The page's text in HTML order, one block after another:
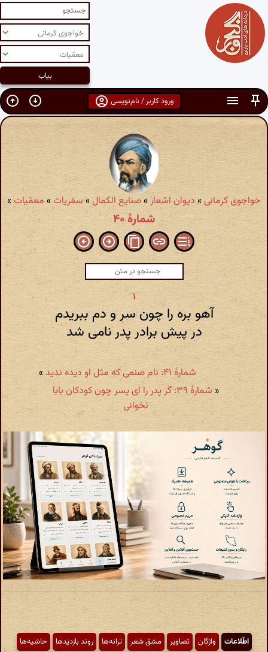
ورود کاربر / نام‌نویسی
خواجوی کرمانی » دیوان اشعار»صنایع الکمال» سفریات» معمّیات »
شمارهٔ ۴۰
آهو بره را چون سر و دم ببریدم
در پیش برادر پدر نامی شد
شمارهٔ ۴۱: نام صنمی که مثل او دیده ندید
»
«
شمارهٔ ۳۹: گر پدر را ای پسر چون کودکان بابا
نخوانی
اطّلاعات واژگان تصاویر مشق شعر ترانه‌ها روند بازدیدها حاشیه‌ها